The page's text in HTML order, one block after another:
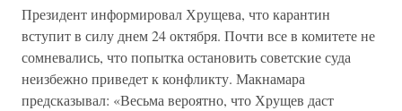
Президент информировал Хрущева, что карантин
вступит в силу днем 24 октября. Почти все в комитете не
сомневались, что попытка остановить советские суда
неизбежно приведет к конфликту. Макнамара
предсказывал: «Весьма вероятно, что Хрущев даст